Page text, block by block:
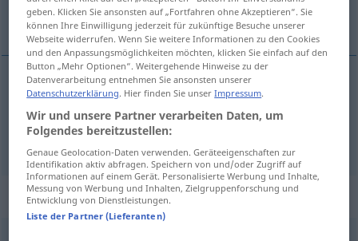
aangrenzend, aanpalend
aangrenzend angrenzend
aanpalend angrenzendGebäude
Synonyme für "angrenzend"
geben. Klicken Sie ansonsten auf „Fortfahren ohne Akzeptieren“. Sie
können Ihre Einwilligung jederzeit für zukünftige Besuche unserer
Webseite widerrufen. Wenn Sie weitere Informationen zu den Cookies
und den Anpassungsmöglichkeiten möchten, klicken Sie einfach auf den
Button „Mehr Optionen“. Weitergehende Hinweise zu der
Datenverarbeitung entnehmen Sie ansonsten unserer
Datenschutzerklärung. Hier finden Sie unserImpressum.
Wir und unsere Partner verarbeiten Daten, um
Folgendes bereitzustellen:
Genaue Geolocation-Daten verwenden. Geräteeigenschaften zur
Identifikation aktiv abfragen. Speichern von und/oder Zugriff auf
Informationen auf einem Gerät. Personalisierte Werbung und Inhalte,
Messung von Werbung und Inhalten, Zielgruppenforschung und
Entwicklung von Dienstleistungen.
Liste der Partner (Lieferanten)